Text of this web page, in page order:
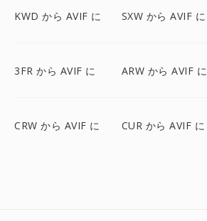
KWD から AVIF に SXW から AVIF に
3FR から AVIF に ARW から AVIF に
CRW から AVIF に CUR から AVIF に